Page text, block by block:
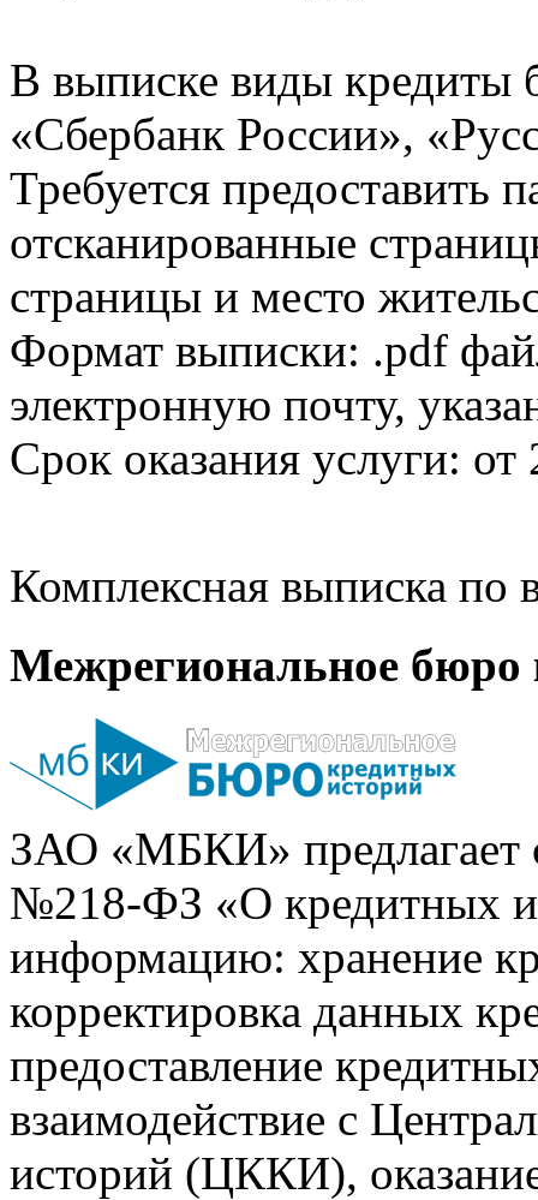
В выписке виды кредиты
«Сбербанк России»,
Требуется предоставить
отсканированные
страницы и место
Формат выписки: .pdf
электронную почту,
Срок оказания услуги: от
Комплексная выписка
Межрегиональное бюро
ЗАО «МБКИ» предлагает
№218-ФЗ «О кредитных
информацию: хранение
корректировка данных
предоставление
взаимодействие с
историй (ЦККИ),